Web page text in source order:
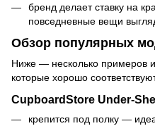
бренд делает ставку на
повседневные вещи
Обзор популярных
Ниже — несколько примеров
которые хорошо
CupboardStore
крепится под полку —